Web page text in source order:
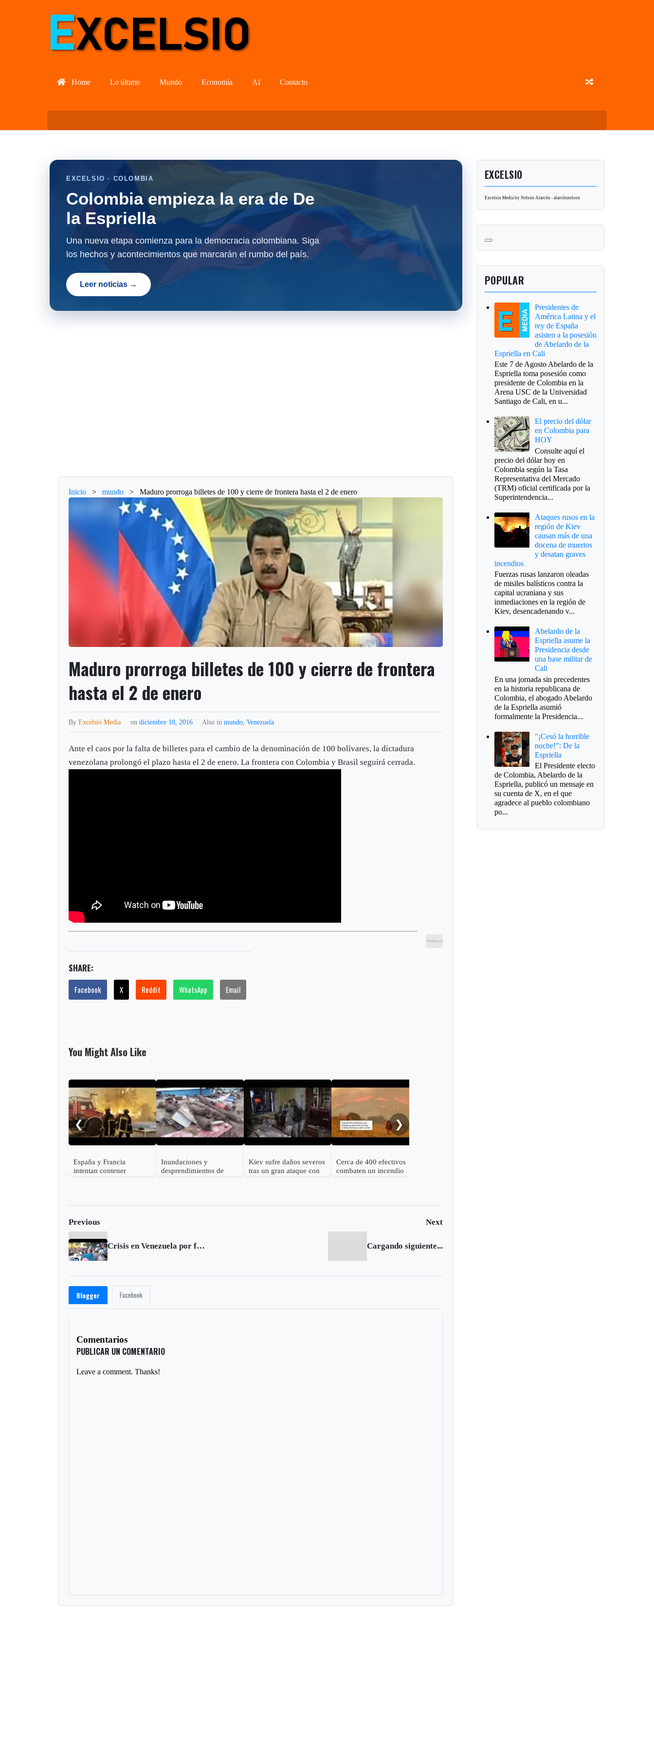
Home Lo último Mundo Economía AI Contacto
EXCELSIO · COLOMBIA
Colombia empieza la era de De
la Espriella
Una nueva etapa comienza para la democracia colombiana. Siga
los hechos y acontecimientos que marcarán el rumbo del país.
Leer noticias →
Inicio > mundo > Maduro prorroga billetes de 100 y cierre de frontera hasta el 2 de enero
Maduro prorroga billetes de 100 y cierre de frontera
hasta el 2 de enero
ByExcelsio Media ondiciembre 18, 2016 Also inmundo ,Venezuela
Ante el caos por la falta de billetes para el cambio de la denominación de 100 bolívares, la dictadura
venezolana prolongó el plazo hasta el 2 de enero. La frontera con Colombia y Brasil seguirá cerrada.
SHARE:
Facebook X Reddit WhatsApp Email
You Might Also Like
❮
España y Francia
intentan contener
evacúan
Inundaciones y
desprendimientos de
Kiev sufre daños severos
tras un gran ataque con
Cerca de 400 efectivos
combaten un incendio
❯
Previous Next
Crisis en Venezuela por falta de billetes Cargando siguiente...
Blogger Facebook
Comentarios
PUBLICAR UN COMENTARIO
Leave a comment. Thanks!
EXCELSIO
Excelsio Media by Nelson Alarcón - alarcónnelson
POPULAR
Presidentes de
América Latina y el
rey de España
asisten a la posesión
de Abelardo de la
Espriella en Cali
Este 7 de Agosto Abelardo de la
Espriella toma posesión como
presidente de Colombia en la
Arena USC de la Universidad
Santiago de Cali, en u...
El precio del dólar
en Colombia para
HOY
Consulte aquí el
precio del dólar hoy en
Colombia según la Tasa
Representativa del Mercado
(TRM) oficial certificada por la
Superintendencia...
Ataques rusos en la
región de Kiev
causan más de una
docena de muertos
y desatan graves
incendios
Fuerzas rusas lanzaron oleadas
de misiles balísticos contra la
capital ucraniana y sus
inmediaciones en la región de
Kiev, desencadenando v...
Abelardo de la
Espriella asume la
Presidencia desde
una base militar de
Cali
En una jornada sin precedentes
en la historia republicana de
Colombia, el abogado Abelardo
de la Espriella asumió
formalmente la Presidencia...
"¡Cesó la horrible
noche!": De la
Espriella
El Presidente electo
de Colombia, Abelardo de la
Espriella, publicó un mensaje en
su cuenta de X, en el que
agradece al pueblo colombiano
po...